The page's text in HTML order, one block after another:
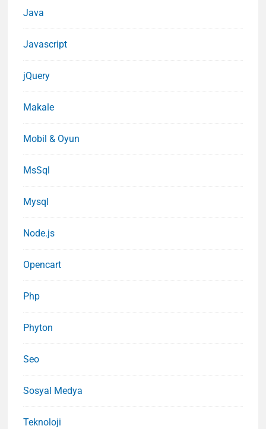
Java
Javascript
jQuery
Makale
Mobil & Oyun
MsSql
Mysql
Node.js
Opencart
Php
Phyton
Seo
Sosyal Medya
Teknoloji